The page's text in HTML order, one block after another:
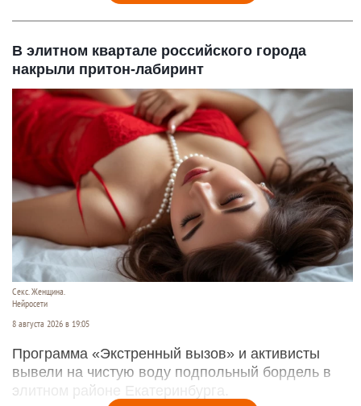
В элитном квартале российского города
накрыли притон-лабиринт
Секс. Женщина.
Нейросети
8 августа 2026 в 19:05
Программа «Экстренный вызов» и активисты
вывели на чистую воду подпольный бордель в
элитном районе Екатеринбурга.